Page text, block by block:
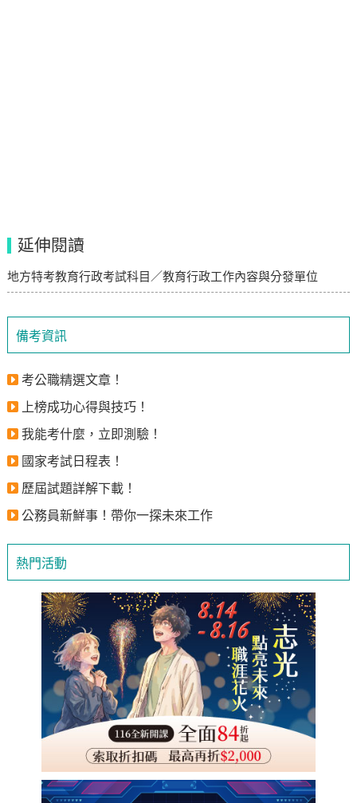
備考資訊
考公職精選文章！
上榜成功心得與技巧！
我能考什麼，立即測驗！
國家考試日程表！
歷屆試題詳解下載！
公務員新鮮事！帶你一探未來工作
熱門活動
延伸閱讀
地方特考教育行政考試科目／教育行政工作內容與分發單位